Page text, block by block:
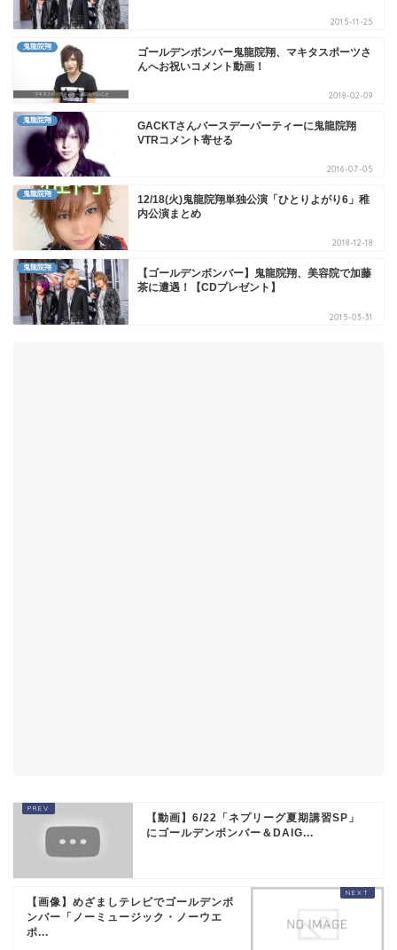
2015-11-25
鬼龍院翔
ゴールデンボンバー鬼龍院翔、マキタスポーツさ
んへお祝いコメント動画！
2018-02-09
鬼龍院翔
GACKTさんバースデーパーティーに鬼龍院翔
VTRコメント寄せる
2016-07-05
鬼龍院翔
12/18(火)鬼龍院翔単独公演「ひとりよがり6」稚
内公演まとめ
2018-12-18
鬼龍院翔
【ゴールデンボンバー】鬼龍院翔、美容院で加藤
茶に遭遇！【CDプレゼント】
2015-03-31
【動画】6/22「ネプリーグ夏期講習SP」
にゴールデンボンバー＆DAIG...
【画像】めざましテレビでゴールデンボ
ンバー「ノーミュージック・ノーウエ
ポ...